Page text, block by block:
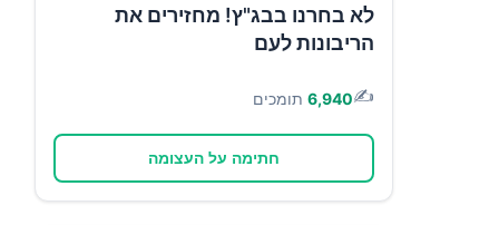
לא בחרנו בבג"ץ! מחזירים את
הריבונות לעם
✍️
6,940 תומכים
חתימה על העצומה